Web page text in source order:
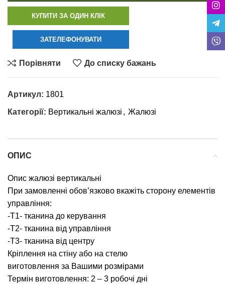
КУПИТИ ЗА ОДИН КЛІК
ЗАТЕЛЕФОНУВАТИ
Порівняти До списку бажань
Артикул: 1801
Категорії: Вертикальні жалюзі , Жалюзі
ОПИС
Опис жалюзі вертикальні
При замовленні обов’язково вкажіть сторону елементів
управління:
-T1- тканина до керування
-T2- тканина від управління
-T3- тканина від центру
Кріплення на стіну або на стелю
виготовлення за Вашими розмірами
Термін виготовлення: 2 – 3 робочі дні